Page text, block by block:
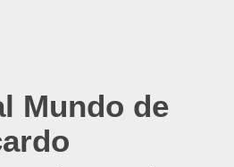
Mundo de